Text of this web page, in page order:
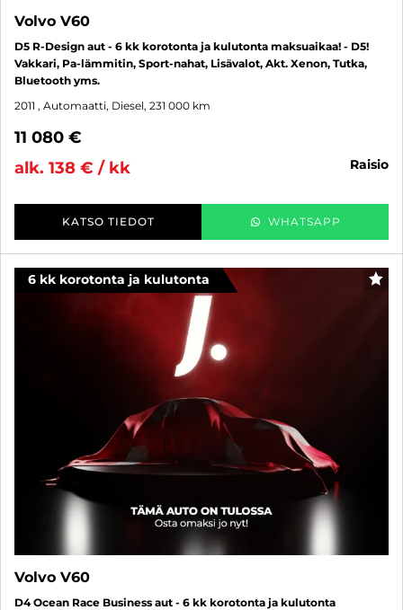
Volvo V60
D5 R-Design aut - 6 kk korotonta ja kulutonta maksuaikaa! - D5!
Vakkari, Pa-lämmitin, Sport-nahat, Lisävalot, Akt. Xenon, Tutka,
Bluetooth yms.
2011 , Automaatti, Diesel, 231 000 km
11 080 €
alk. 138 € / kk
raisio
KATSO TIEDOT WHATSAPP
6 kk korotonta ja kulutonta
Volvo V60
D4 Ocean Race Business aut - 6 kk korotonta ja kulutonta